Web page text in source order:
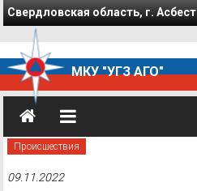
Перейти к содержимому
Свердловская область, г. Асбест
МКУ "УГЗ АГО"
Проиcшествия
09.11.2022